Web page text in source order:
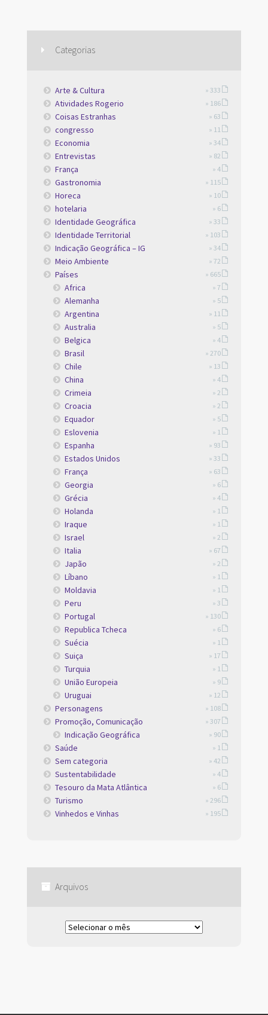
Categorias
Arte & Cultura » 333
Atividades Rogerio » 186
Coisas Estranhas » 63
congresso » 11
Economia » 34
Entrevistas » 82
França » 4
Gastronomia » 115
Horeca » 10
hotelaria » 6
Identidade Geográfica » 33
Identidade Territorial » 103
Indicação Geográfica – IG » 34
Meio Ambiente » 72
Países » 665
Africa » 7
Alemanha » 5
Argentina » 11
Australia » 5
Belgica » 4
Brasil » 270
Chile » 13
China » 4
Crimeia » 2
Croacia » 2
Equador » 5
Eslovenia » 1
Espanha » 93
Estados Unidos » 33
França » 63
Georgia » 6
Grécia » 4
Holanda » 1
Iraque » 1
Israel » 2
Italia » 67
Japão » 2
Líbano » 1
Moldavia » 1
Peru » 3
Portugal » 130
Republica Tcheca » 6
Suécia » 1
Suiça » 17
Turquia » 1
União Europeia » 9
Uruguai » 12
Personagens » 108
Promoção, Comunicação » 307
Indicação Geográfica » 90
Saúde » 1
Sem categoria » 42
Sustentabilidade » 4
Tesouro da Mata Atlântica » 6
Turismo » 296
Vinhedos e Vinhas » 195
Arquivos